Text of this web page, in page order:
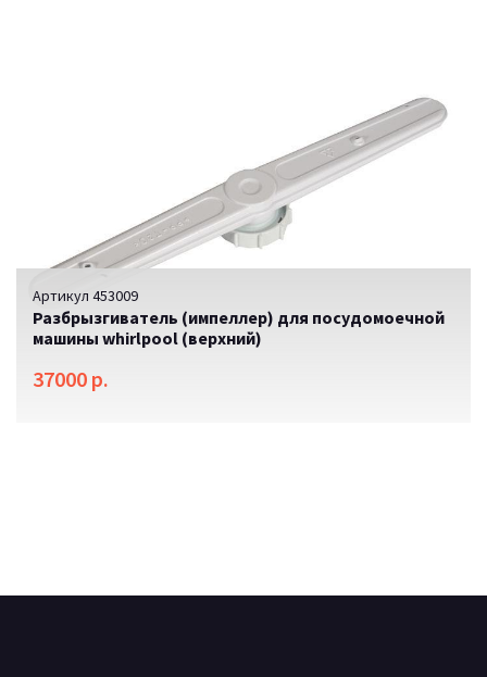
Артикул 453009
Разбрызгиватель (импеллер) для посудомоечной
машины whirlpool (верхний)
37000 р.